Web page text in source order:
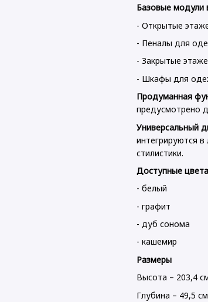
22 926 грн
Базовые модули
- Открытые
- Пеналы для
- Закрытые
- Шкафы для
Продуманная
предусмотрено
Универсальный
интегрируются
стилистики.
Доступные
- белый
- графит
- дуб сонома
- кашемир
Размеры
Высота – 203,4
Глубина – 49,5 см